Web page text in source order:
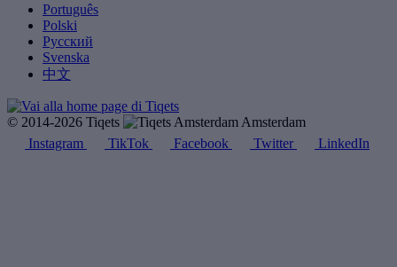
Português
Polski
Русский
Svenska
中文
© 2014-2026 Tiqets
Amsterdam
Instagram
TikTok Facebook Twitter LinkedIn